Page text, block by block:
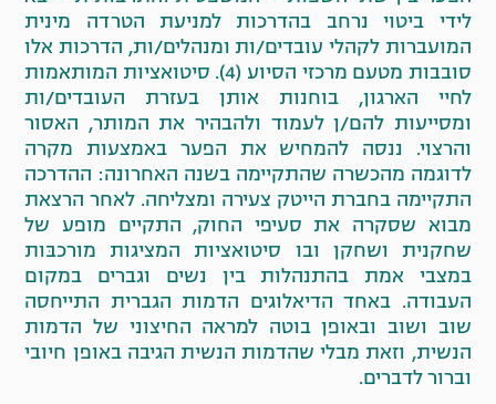
לידי ביטוי נרחב בהדרכות למניעת הטרדה מינית
המועברות לקהלי עובדים/ות ומנהלים/ות, הדרכות אלו
סובבות מטעם מרכזי הסיוע (4). סיטואציות המותאמות
לחיי הארגון, בוחנות אותן בעזרת העובדים/ות
ומסייעות להם/ן לעמוד ולהבהיר את המותר, האסור
והרצוי. ננסה להמחיש את הפער באמצעות מקרה
לדוגמה מהכשרה שהתקיימה בשנה האחרונה: ההדרכה
התקיימה בחברת הייטק צעירה ומצליחה. לאחר הרצאת
מבוא שסקרה את סעיפי החוק, התקיים מופע של
שחקנית ושחקן ובו סיטואציות המציגות מורכבּות
במצבי אמת בהתנהלות בין נשים וגברים במקום
העבודה. באחד הדיאלוגים הדמות הגברית התייחסה
שוב ושוב ובאופן בוטה למראה החיצוני של הדמות
הנשית, וזאת מבלי שהדמות הנשית הגיבה באופן חיובי
וברור לדברים.